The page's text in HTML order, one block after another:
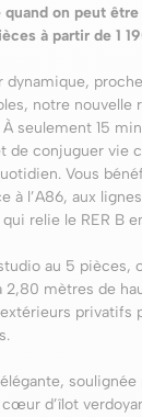
on peut
à partir de 1
dynamique,
notre nouvelle
seulement 15
de conjuguer vie
Vous
à l’A86, aux
relie le RER B
au 5 pièces,
2,80 mètres de
privatifs
soulignée
d’îlot